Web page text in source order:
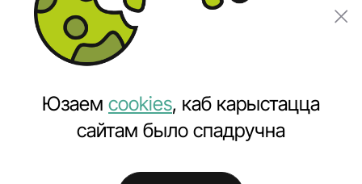
Юзаем cookies, каб карыстацца
сайтам было спадручна